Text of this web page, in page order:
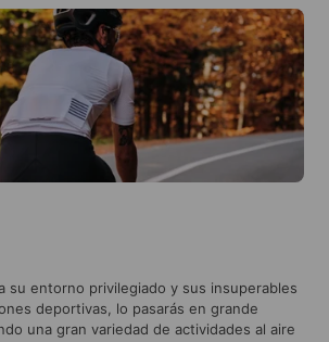
su entorno privilegiado y sus insuperables
deportivas, lo pasarás en grande
una gran variedad de actividades al aire